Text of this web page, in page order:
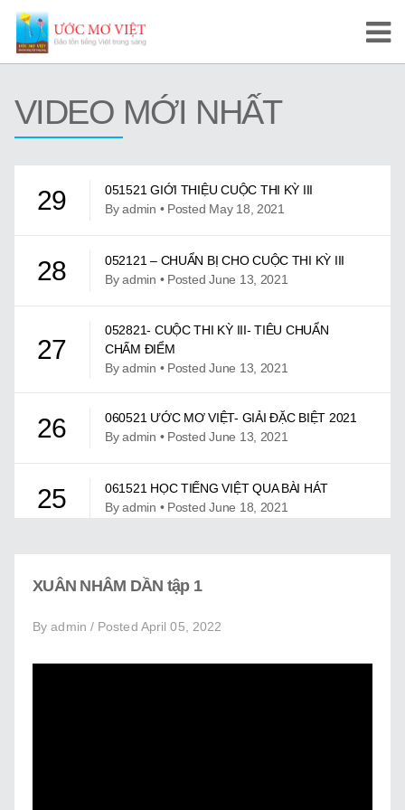
Cuộc Thi Ước Mơ Việt
Hướng Dẫn
Tài Liệu Học Tập
Video Tự Học và Dạy Tiếng Việt
Video Đọc Truyện
Video Tiếng Việt, Sử Việt
Trung Tâm Việt Ngữ
Gây Quỹ
VIDEO MỚI NHẤT
29
051521 GIỚI THIỆU CUỘC THI KỲ III
By admin • Posted May 18, 2021
28
052121 – CHUẨN BỊ CHO CUỘC THI KỲ III
By admin • Posted June 13, 2021
27
052821- CUỘC THI KỲ III- TIÊU CHUẨN
CHẤM ĐIỂM
By admin • Posted June 13, 2021
26
060521 ƯỚC MƠ VIỆT- GIẢI ĐẶC BIỆT 2021
By admin • Posted June 13, 2021
25
061521 HỌC TIẾNG VIỆT QUA BÀI HÁT
By admin • Posted June 18, 2021
24
061921 ƯỚC MƠ VIỆT – MỪNG NGÀY LỄ
CHA
By admin • Posted July 13, 2021
23
By admin • Posted November 16, 2021
XUÂN NHÂM DẦN tập 1
By admin / Posted April 05, 2022